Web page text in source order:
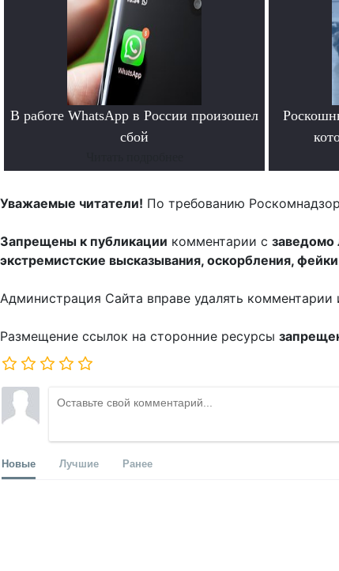
В работе WhatsApp в России произошел
сбой
Уважаемые читатели! По требованию
Запрещены к публикации комментарии с
экстремистские высказывания, оскорбления,
Администрация Сайта вправе удалять комментарии
Размещение ссылок на сторонние ресурсы
Новые Лучшие Ранее